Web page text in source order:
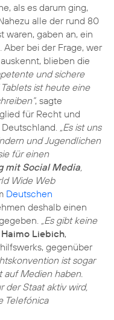
als es darum ging,
alle der rund 80
waren, gaben an, ein
bei der Frage, wer
auskennt, blieben die
und sichere
ist heute eine
, sagte
für Recht und
„Es ist uns
und Jugendlichen
für einen
mit Social Media
Wide Web
Deutschen
deshalb einen
„Es gibt keine
Haimo Liebich,
gegenüber
ist sogar
auf Medien haben.
der Staat aktiv wird,
Telefónica